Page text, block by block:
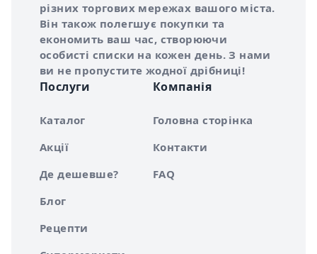
різних торгових мережах вашого міста.
Він також полегшує покупки та
економить ваш час, створюючи
особисті списки на кожен день. З нами
ви не пропустите жодної дрібниці!
Послуги
Каталог
Акції
Де дешевше?
Блог
Рецепти
Компанія
Головна сторінка
Контакти
FAQ